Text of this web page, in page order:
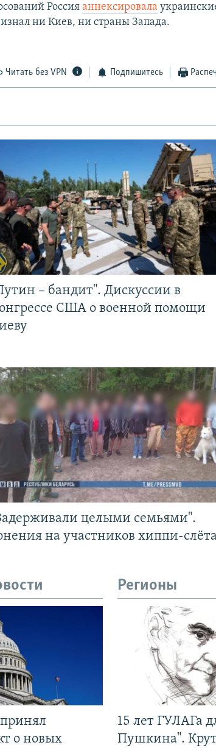
Россия аннексировала
ни Киев, ни страны Запада.
Читать без VPN Подпишитесь
– бандит". Дискуссии в
США о военной помощи
целыми семьями".
на участников хиппи-
о новых
Регионы
15 лет ГУЛАГа
Пушкина".